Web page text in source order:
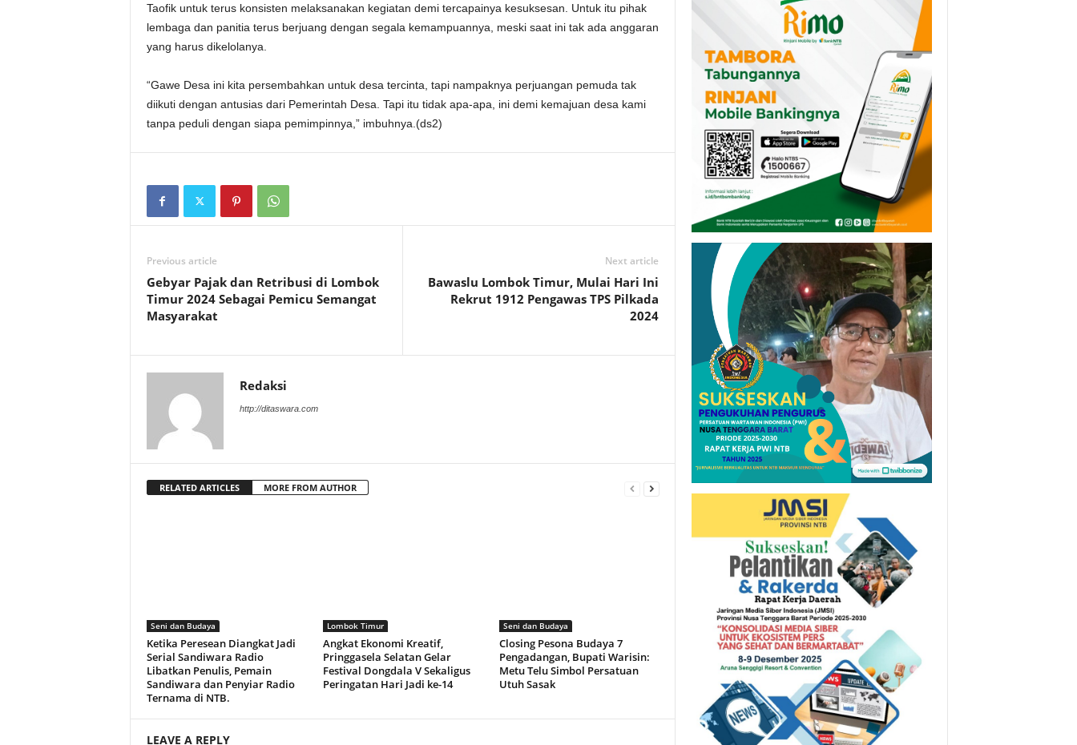
Taofik untuk terus konsisten melaksanakan kegiatan demi tercapainya kesuksesan. Untuk itu pihak
lembaga dan panitia terus berjuang dengan segala kemampuannya, meski saat ini tak ada anggaran
yang harus dikelolanya.
“Gawe Desa ini kita persembahkan untuk desa tercinta, tapi nampaknya perjuangan pemuda tak
diikuti dengan antusias dari Pemerintah Desa. Tapi itu tidak apa-apa, ini demi kemajuan desa kami
tanpa peduli dengan siapa pemimpinnya,” imbuhnya.(ds2)
Previous article
Gebyar Pajak dan Retribusi di Lombok
Timur 2024 Sebagai Pemicu Semangat
Masyarakat
Next article
Bawaslu Lombok Timur, Mulai Hari Ini
Rekrut 1912 Pengawas TPS Pilkada
2024
Redaksi
http://ditaswara.com
RELATED ARTICLES MORE FROM AUTHOR
Seni dan Budaya
Ketika Peresean Diangkat Jadi
Serial Sandiwara Radio
Libatkan Penulis, Pemain
Sandiwara dan Penyiar Radio
Ternama di NTB.
Lombok Timur
Angkat Ekonomi Kreatif,
Pringgasela Selatan Gelar
Festival Dongdala V Sekaligus
Peringatan Hari Jadi ke-14
Seni dan Budaya
Closing Pesona Budaya 7
Pengadangan, Bupati Warisin:
Metu Telu Simbol Persatuan
Utuh Sasak
LEAVE A REPLY